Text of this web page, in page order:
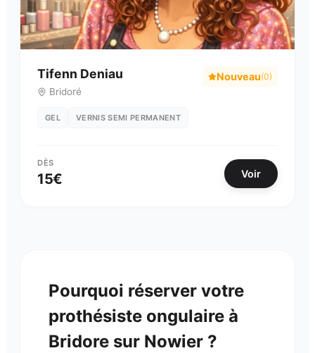
Tifenn Deniau
Bridoré
Nouveau(0)
GEL VERNIS SEMI PERMANENT
DÈS
15€ Voir
Pourquoi réserver votre
prothésiste ongulaire à
Bridore sur Nowier ?